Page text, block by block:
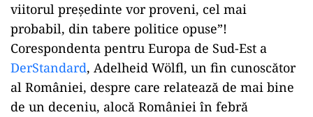
viitorul președinte vor proveni, cel mai
probabil, din tabere politice opuse”!
Corespondenta pentru Europa de Sud-Est a
DerStandard, Adelheid Wölfl, un fin cunoscător
al României, despre care relatează de mai bine
de un deceniu, alocă României în febră